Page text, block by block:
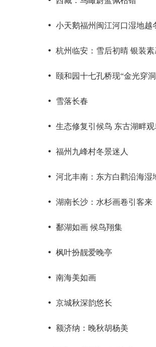
小天鹅福州闽江河口湿地越
杭州临安：雪后初晴 银装素
颐和园十七孔桥现“金光穿
雪落长春
生态修复引候鸟 东古湖畔观
福州九峰村冬景迷人
河北丰南：东方白鹳沿海湿
湖南长沙：水杉画卷引客来
鄱湖如画 候鸟翔集
枫叶扮靓爱晚亭
南海美如画
京城秋深韵悠长
额济纳：晚秋胡杨美